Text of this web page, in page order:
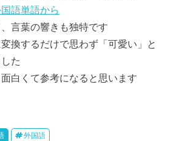
語単語から
言葉の響きも独特です
換するだけで思わず「可愛い 」と
た
白くて参考になると思います
外国語